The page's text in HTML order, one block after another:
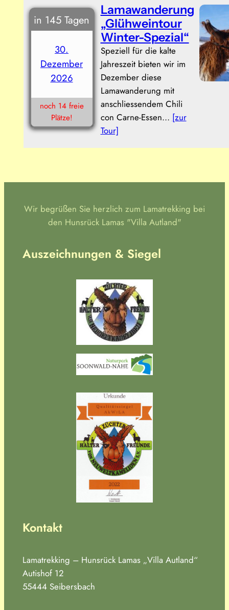
in 145 Tagen
30.
Dezember
2026
noch 14 freie
Plätze!
Lamawanderung
„Glühweintour
Winter-Spezial“
Speziell für die kalte
Jahreszeit bieten wir im
Dezember diese
Lamawanderung mit
anschliessendem Chili
con Carne-Essen… [zur
Tour]
Wir begrüßen Sie herzlich zum Lamatrekking bei
den Hunsrück Lamas "Villa Autland"
Auszeichnungen & Siegel
Kontakt
Lamatrekking – Hunsrück Lamas „Villa Autland“
Autishof 12
55444 Seibersbach